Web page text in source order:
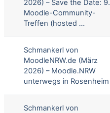
2026) – Save the Date: 9.
Moodle-Community-
Treffen (hosted ...
Schmankerl von
MoodleNRW.de (März
2026) – Moodle.NRW
unterwegs in Rosenheim
Schmankerl von